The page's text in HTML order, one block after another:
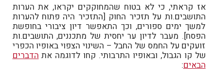
אז קראתי, כי לא בטוח שהמחוקקים יקראו, את הערות
התושבים.ות על תזכיר החוק [התזכיר היה פתוח להערות
למשך ימים ספורים, וכך התאפשר דיון ציבורי בחופשת
הפסח]. מעבר לדיון ער יחסית של מתכננים, התושבים.ות
זועקים על החמס של החבל – השינוי הצפוי באופיו הכפרי
של קו הגבול, ובאופיו התרבותי. קחו לדוגמה את הדברים
הבאים: